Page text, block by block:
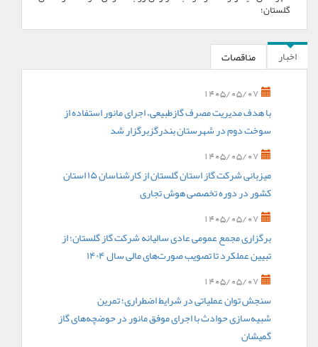
گلستان؛
اخبار مناقصات
1405/05/07
با هدف مدیریت مصرف گازطبیعی، اجرای مانور استفاده از
سوخت دوم در شهرستان بندرگزبرگزار شد
1405/05/07
میزبانی شرکت گاز استان گلستان از کارشناسان ۱۵ استان
کشور در دوره تخصصی هوش تجاری
1405/05/07
برگزاری مجمع عمومی عادی سالیانه شرکت گاز گلستان؛ از
تبیین عملکرد تا تصویب صورت‌های مالی سال ۱۴۰۴
1405/05/07
سنجش توان عملیاتی در شرایط اضطراری؛ تمرین
شبیه‌سازی حوادث با اجرای موفق مانور در حوضچه‌های گاز
گمیشان